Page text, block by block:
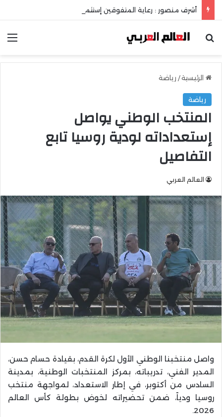
بحث عن
الرئيسية/ رياضة
رياضة
المنتخب الوطني يواصل
إستعداداته لودية روسيا تابع
التفاصيل
العالم العربي
واصل منتخبنا الوطني الأول لكرة القدم، بقيادة حسام حسن،
المدير الفني، تدريباته، بمركز المنتخبات الوطنية، بمدينة
السادس من أكتوبر، في إطار الاستعداد، لمواجهة منتخب
روسيا ودياً، ضمن تحضيراته لخوض بطولة كأس العالم
2026.